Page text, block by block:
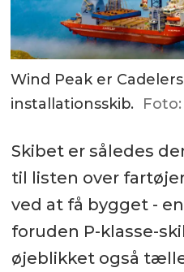
Wind Peak er
installationsskib.
Skibet er således
til listen over
ved at få bygget -
foruden P-klasse-
øjeblikket også